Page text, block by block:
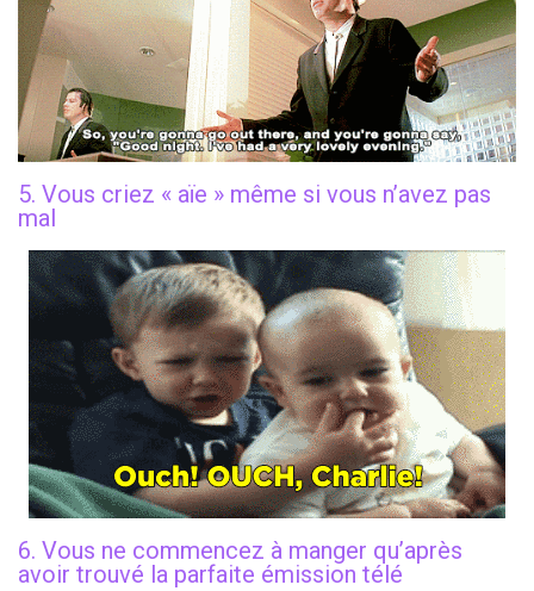
5. Vous criez « aïe » même si vous n’avez pas
mal
6. Vous ne commencez à manger qu’après
avoir trouvé la parfaite émission télé